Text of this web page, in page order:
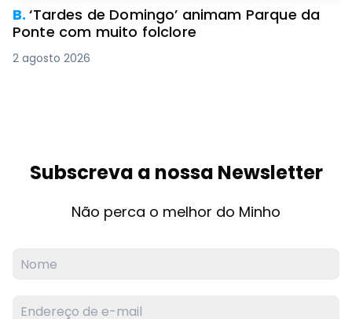
B.‘Tardes de Domingo’ animam Parque da
Ponte com muito folclore
2 agosto 2026
Subscreva a nossa Newsletter
Não perca o melhor do Minho